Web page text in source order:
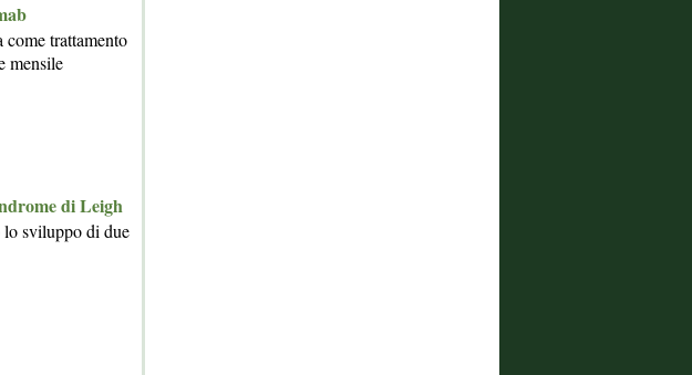
trattamento
mensile
di Leigh
sviluppo di due